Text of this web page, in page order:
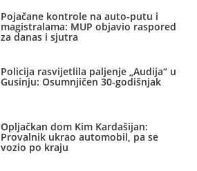
Pojačane kontrole na auto-putu i
magistralama: MUP objavio raspored
za danas i sjutra
Policija rasvijetlila paljenje „Audija“ u
Gusinju: Osumnjičen 30-godišnjak
Opljačkan dom Kim Kardašijan:
Provalnik ukrao automobil, pa se
vozio po kraju